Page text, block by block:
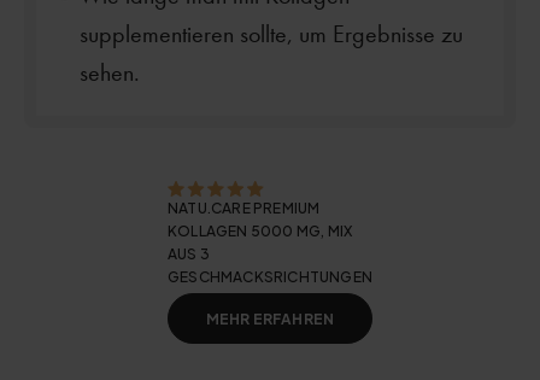
supplementieren sollte, um Ergebnisse zu
sehen.
NATU.CARE PREMIUM
KOLLAGEN 5000 MG, MIX
AUS 3
GESCHMACKSRICHTUNGEN
MEHR ERFAHREN